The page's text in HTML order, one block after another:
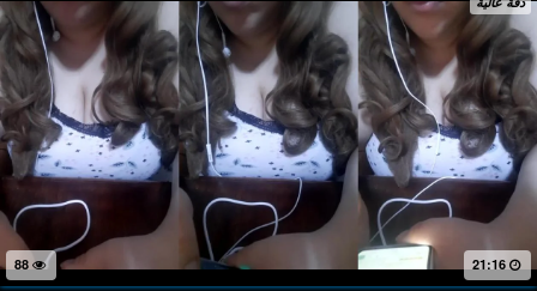
21:16